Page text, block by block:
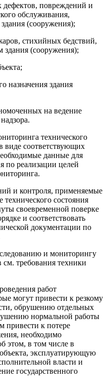
повреждений и
обслуживания,
(сооружения);
стихийных бедствий,
здания (сооружения);
назначения здания
на ведение
технического
виде соответствующих
данные для
по реализации целей
и контроля, применяемые
состояния
своевременной поверке
и соответствовать
документации по
и мониторингу
см. требования техники
работ
могут привести к резкому
обрушению отдельных
нормальной работы
привести к потере
необходимо
этом, в том числе в
эксплуатирующую
власти и
государственного